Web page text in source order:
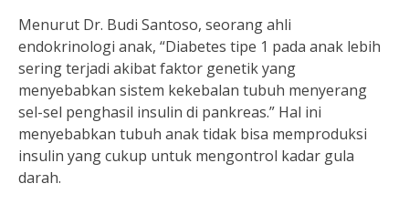
Menurut Dr. Budi Santoso, seorang ahli
endokrinologi anak, “Diabetes tipe 1 pada anak lebih
sering terjadi akibat faktor genetik yang
menyebabkan sistem kekebalan tubuh menyerang
sel-sel penghasil insulin di pankreas.” Hal ini
menyebabkan tubuh anak tidak bisa memproduksi
insulin yang cukup untuk mengontrol kadar gula
darah.